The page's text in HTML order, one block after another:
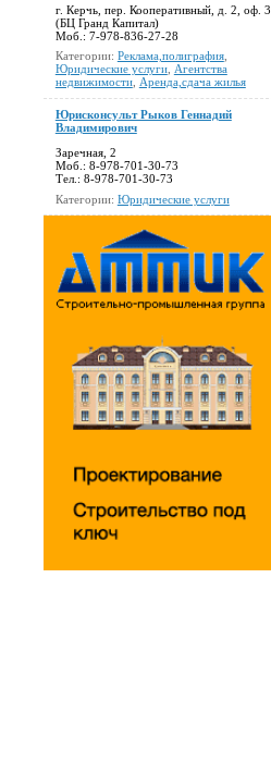
г. Керчь, пер. Кооперативный, д. 2, оф. 3
(БЦ Гранд Капитал)
Моб.: 7-978-836-27-28
Категории: Реклама,полиграфия,
Юридические услуги, Агентства
недвижимости, Аренда,сдача жилья
Юрисконсульт Рыков Геннадий
Владимирович
Заречная, 2
Моб.: 8-978-701-30-73
Тел.: 8-978-701-30-73
Категории: Юридические услуги